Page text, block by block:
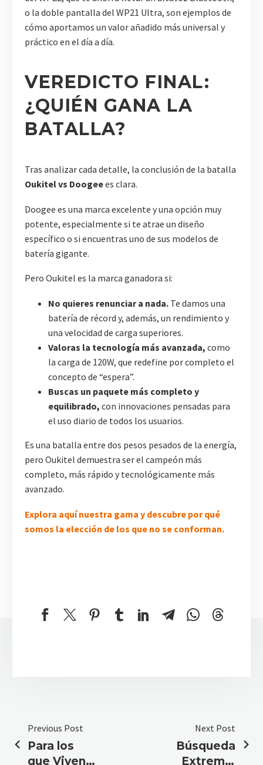
o la doble pantalla del WP21 Ultra, son ejemplos de
cómo aportamos un valor añadido más universal y
práctico en el día a día.
VEREDICTO FINAL:
¿QUIÉN GANA LA
BATALLA?
Tras analizar cada detalle, la conclusión de la batalla
Oukitel vs Doogeees clara.
Doogee es una marca excelente y una opción muy
potente, especialmente si te atrae un diseño
específico o si encuentras uno de sus modelos de
batería gigante.
Pero Oukitel es la marca ganadora si:
No quieres renunciar a nada. Te damos una
batería de récord y, además, un rendimiento y
una velocidad de carga superiores.
Valoras la tecnología más avanzada, como
la carga de 120W, que redefine por completo el
concepto de “espera”.
Buscas un paquete más completo y
equilibrado, con innovaciones pensadas para
el uso diario de todos los usuarios.
Es una batalla entre dos pesos pesados de la energía,
pero Oukitel demuestra ser el campeón más
completo, más rápido y tecnológicamente más
avanzado.
Explora aquí nuestra gama y descubre por qué
somos la elección de los que no se conforman.
Previous Post
Para los
que Viven
Next Post
Búsqueda
Extrema: